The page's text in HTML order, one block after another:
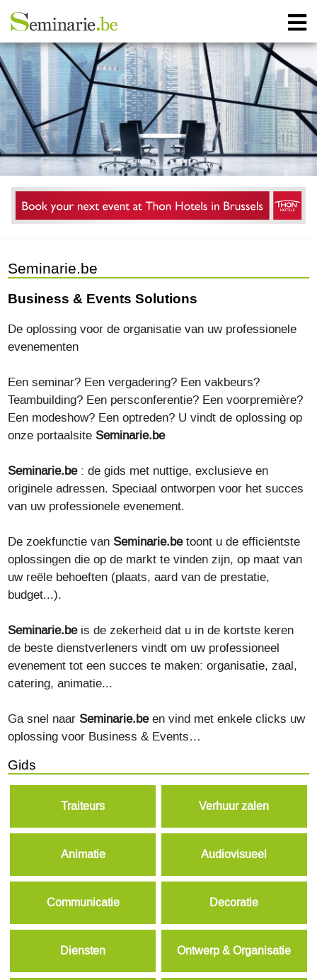
Seminarie.be
Business & Events Solutions
De oplossing voor de organisatie van uw professionele
evenementen
Een seminar? Een vergadering? Een vakbeurs?
Teambuilding? Een persconferentie? Een voorpremière?
Een modeshow? Een optreden? U vindt de oplossing op
onze portaalsiteSeminarie.be
Seminarie.be : de gids met nuttige, exclusieve en
originele adressen. Speciaal ontworpen voor het succes
van uw professionele evenement.
De zoekfunctie vanSeminarie.betoont u de efficiëntste
oplossingen die op de markt te vinden zijn, op maat van
uw reële behoeften (plaats, aard van de prestatie,
budget...).
Seminarie.beis de zekerheid dat u in de kortste keren
de beste dienstverleners vindt om uw professioneel
evenement tot een succes te maken: organisatie, zaal,
catering, animatie...
Ga snel naarSeminarie.been vind met enkele clicks uw
oplossing voor Business & Events…
Gids
Traiteurs Verhuur zalen
Animatie Audiovisueel
Communicatie Decoratie
Diensten Ontwerp & Organisatie